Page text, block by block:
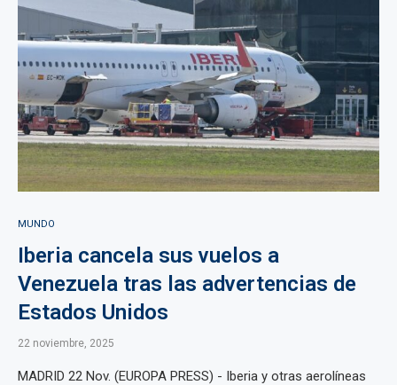
MUNDO
Iberia cancela sus vuelos a
Venezuela tras las advertencias de
Estados Unidos
22 noviembre, 2025
MADRID 22 Nov. (EUROPA PRESS) - Iberia y otras aerolíneas